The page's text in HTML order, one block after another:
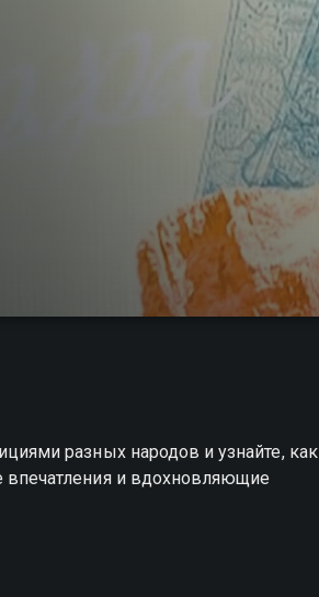
разных народов и узнайте, как
и вдохновляющие